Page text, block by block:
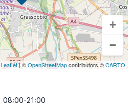
+
−
Leaflet| ©OpenStreetMapcontributors ©CARTO
08:00-21:00